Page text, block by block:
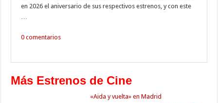
en 2026 el aniversario de sus respectivos estrenos, y con este
…
0 comentarios
Más Estrenos de Cine
«Aida y vuelta» en Madrid